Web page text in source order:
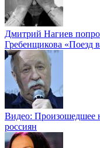
Дмитрий Нагиев
Гребенщикова «Поезд
Видео: Произошедшее
россиян